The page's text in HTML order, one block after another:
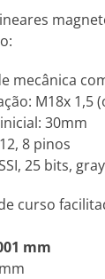
mecânica
M18x 1,5
30mm
8 pinos
25 bits,
curso
mm